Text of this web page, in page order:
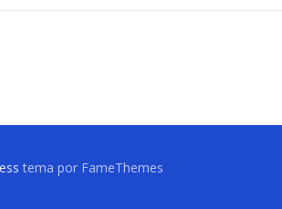
tema por FameThemes